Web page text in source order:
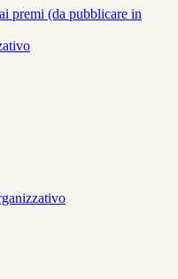
premi (da pubblicare in